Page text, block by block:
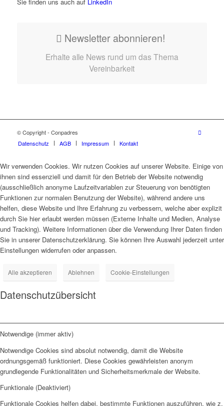
Newsletter abonnieren!
Erhalte alle News rund um das Thema
Vereinbarkeit
© Copyright - Conpadres
Datenschutz
AGB Impressum Kontakt
Wir verwenden Cookies. Wir nutzen Cookies auf unserer Website. Einige von
ihnen sind essenziell und damit für den Betrieb der Website notwendig
(ausschließlich anonyme Laufzeitvariablen zur Steuerung von benötigten
Funktionen zur normalen Benutzung der Website), während andere uns
helfen, diese Website und Ihre Erfahrung zu verbessern, welche aber explizit
durch Sie hier erlaubt werden müssen (Externe Inhalte und Medien, Analyse
und Tracking). Weitere Informationen über die Verwendung Ihrer Daten finden
Sie in unserer Datenschutzerklärung. Sie können Ihre Auswahl jederzeit unter
Einstellungen widerrufen oder anpassen.
Alle akzeptieren Ablehnen Cookie-Einstellungen
Datenschutzübersicht
Notwendige (immer aktiv)
Notwendige Cookies sind absolut notwendig, damit die Website
ordnungsgemäß funktioniert. Diese Cookies gewährleisten anonym
grundlegende Funktionalitäten und Sicherheitsmerkmale der Website.
Funktionale (Deaktiviert)
Funktionale Cookies helfen dabei, bestimmte Funktionen auszuführen, wie z.